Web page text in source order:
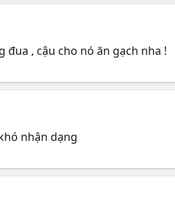
, cậu cho nó ăn gạch nha !
nhận dạng